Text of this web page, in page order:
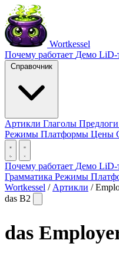
Wortkessel
Почему работает Демо LiD-
Справочник
Артикли Глаголы Предлоги
Режимы Платформы Цены
Почему работает Демо LiD-
Грамматика Режимы
Wortkessel / Артикли /
das B2
das